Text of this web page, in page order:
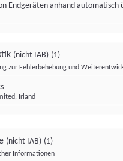
Endgeräten anhand
(nicht IAB) (1)
zur Fehlerbehebung und
Irland
(nicht IAB) (1)
Informationen